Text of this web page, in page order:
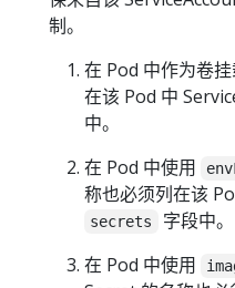
制。
在 Pod 中作为卷
在该 Pod 中
中。
在 Pod 中使用
称也必须列在该
secrets
字段中。
在 Pod 中使用